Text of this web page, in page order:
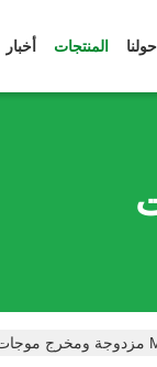
حولنا المنتجات أخبار